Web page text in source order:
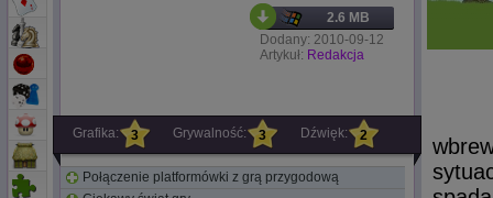
2.6 MB
Dodany: 2010-09-12
Artykuł: Redakcja
Grafika: 3 Grywalność: 3 Dźwięk: 2
Połączenie platformówki z grą przygodową